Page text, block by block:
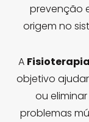
prevenção
origem no
A
objetivo
ou
problemas